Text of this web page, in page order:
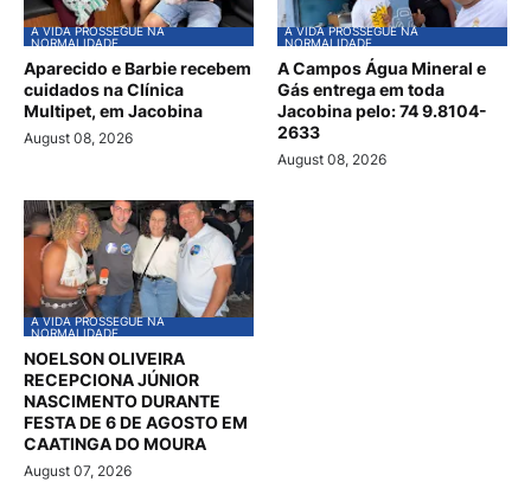
A VIDA PROSSEGUE NA
NORMALIDADE
Aparecido e Barbie recebem
cuidados na Clínica
Multipet, em Jacobina
August 08, 2026
A VIDA PROSSEGUE NA
NORMALIDADE
A Campos Água Mineral e
Gás entrega em toda
Jacobina pelo: 74 9.8104-
2633
August 08, 2026
A VIDA PROSSEGUE NA
NORMALIDADE
NOELSON OLIVEIRA
RECEPCIONA JÚNIOR
NASCIMENTO DURANTE
FESTA DE 6 DE AGOSTO EM
CAATINGA DO MOURA
August 07, 2026